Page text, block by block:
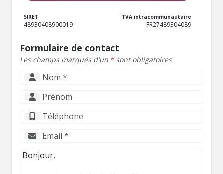
SIRET
48930408900019
TVA intracommunautaire
FR27489304089
Formulaire de contact
Les champs marqués d'un *sont obligatoires